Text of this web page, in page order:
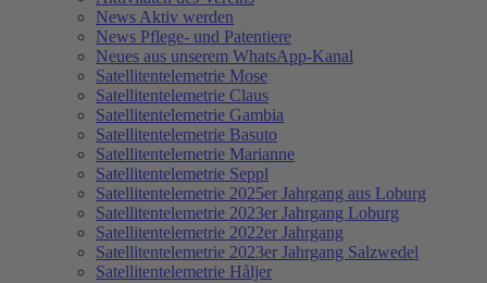
News Aktiv werden
News Pflege- und Patentiere
Neues aus unserem WhatsApp-Kanal
Satellitentelemetrie Mose
Satellitentelemetrie Claus
Satellitentelemetrie Gambia
Satellitentelemetrie Basuto
Satellitentelemetrie Marianne
Satellitentelemetrie Seppl
Satellitentelemetrie 2025er Jahrgang aus Loburg
Satellitentelemetrie 2023er Jahrgang Loburg
Satellitentelemetrie 2022er Jahrgang
Satellitentelemetrie 2023er Jahrgang Salzwedel
Satellitentelemetrie Håljer